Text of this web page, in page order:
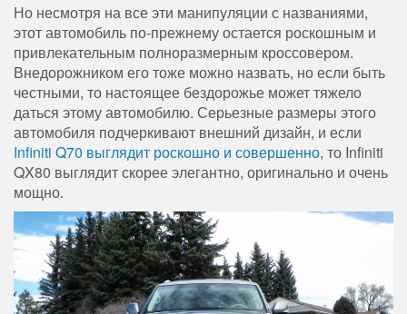
Но несмотря на все эти манипуляции с названиями,
этот автомобиль по-прежнему остается роскошным и
привлекательным полноразмерным кроссовером.
Внедорожником его тоже можно назвать, но если быть
честными, то настоящее бездорожье может тяжело
даться этому автомобилю. Серьезные размеры этого
автомобиля подчеркивают внешний дизайн, и если
Infiniti Q70 выглядит роскошно и совершенно, то Infiniti
QX80 выглядит скорее элегантно, оригинально и очень
мощно.